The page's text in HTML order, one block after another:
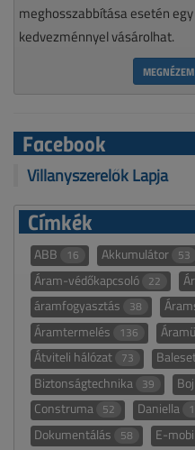
meghosszabbítása esetén
kedvezménnyel vásárolhat.
Facebook
Villanyszerelők Lapja
Címkék
ABB 16 Akkumulátor 53
Áram-védőkapcsoló 22
áramfogyasztás 38
Áramtermelés 136
Átviteli hálózat 73
Biztonságtechnika 39
Construma 52 Daniella
Dokumentálás 58 E-